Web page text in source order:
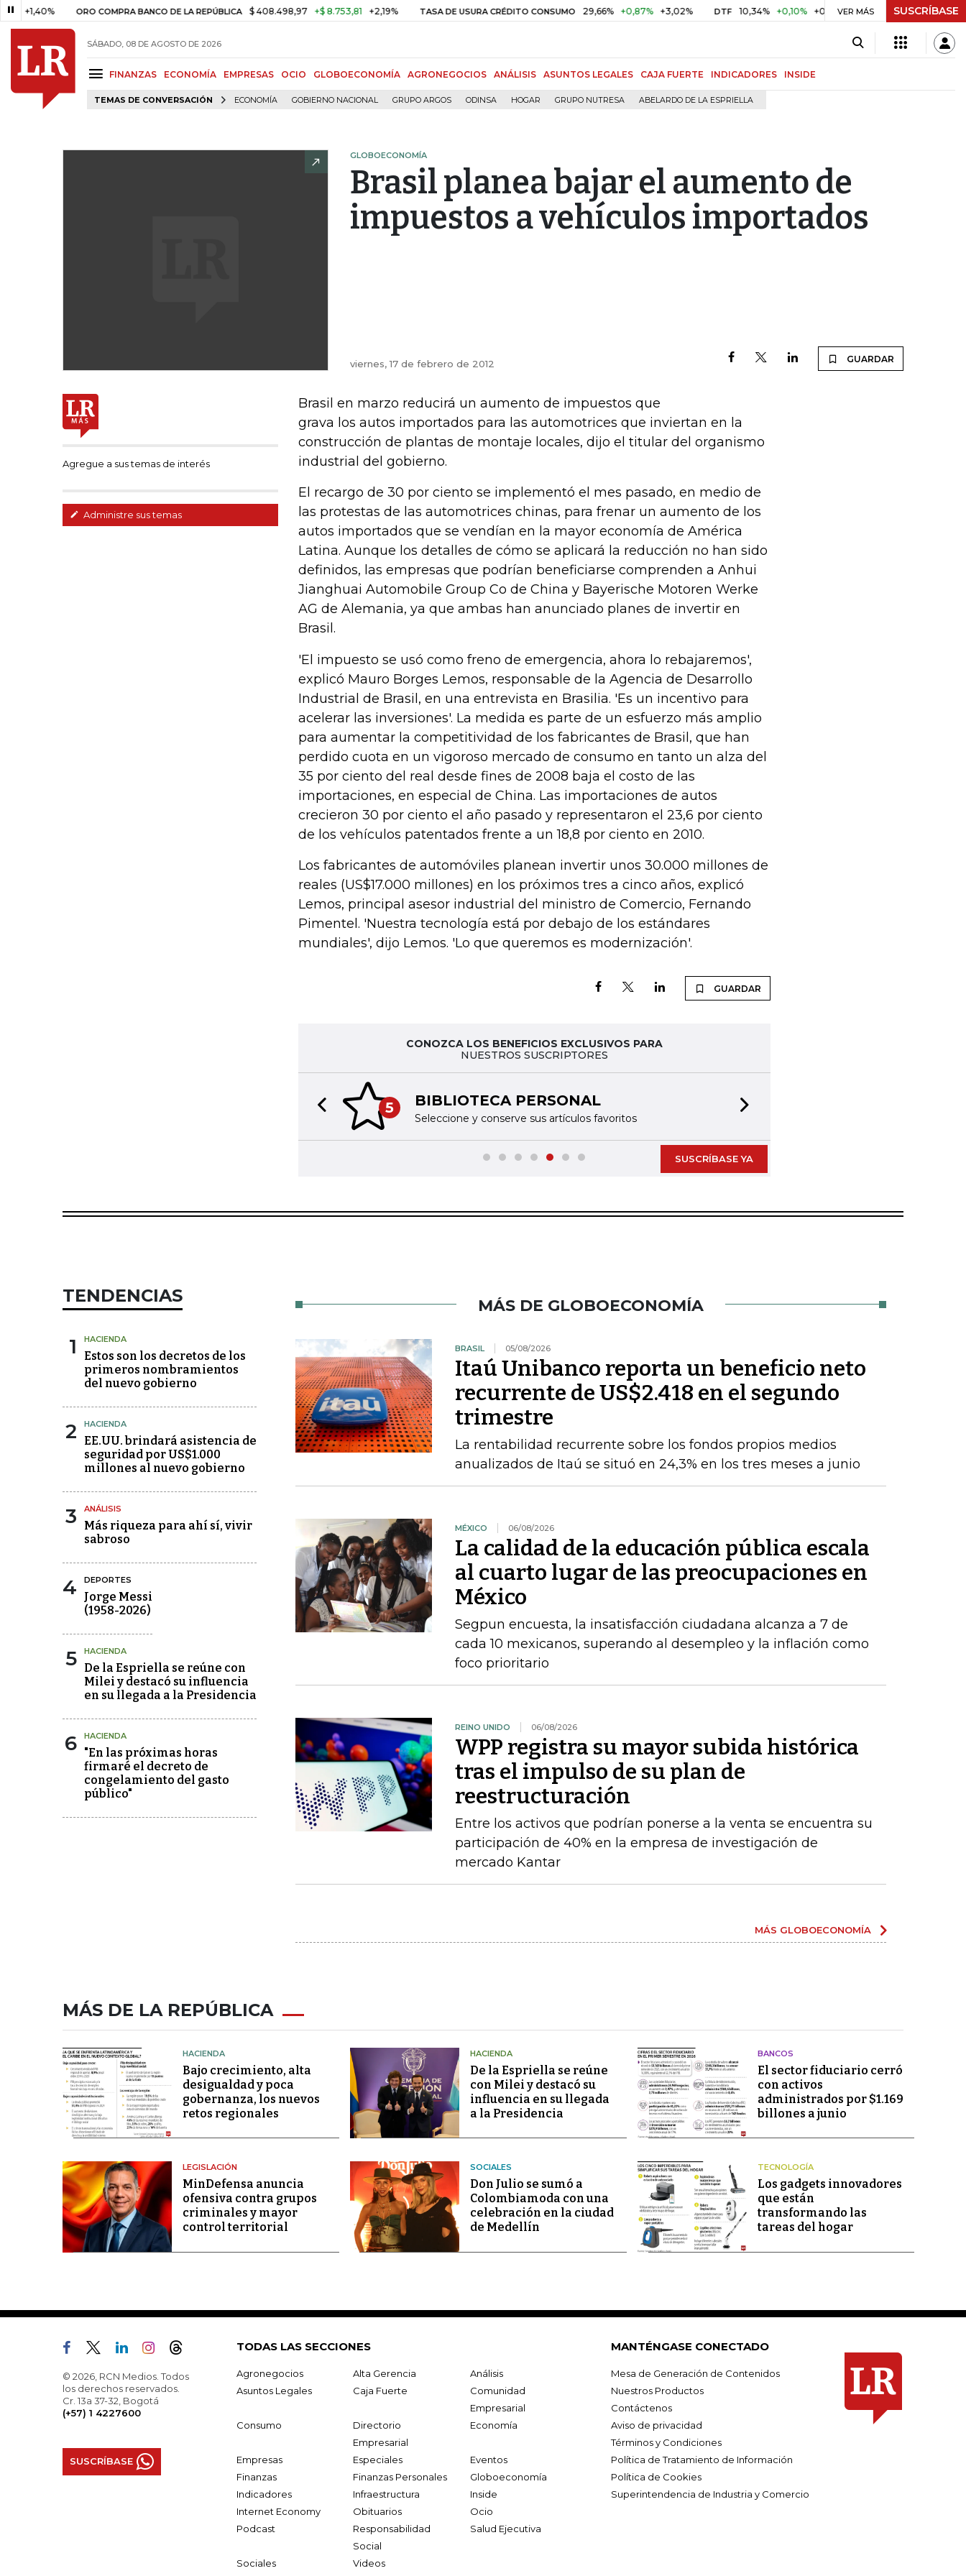
ORO COMPRA BANCO DE LA REPÚBLICA $ 408.498,97 +$ 8.753,81 +2,19% TASA DE USURA CRÉDITO CONSUMO 29,66% +0,87% +3,02% DTF 10,34% +0,10% +0,98% UVR $ 416,96 +$ 0,05
VER MÁS SUSCRÍBASE
SÁBADO, 08 DE AGOSTO DE 2026
FINANZAS ECONOMÍA EMPRESAS OCIO GLOBOECONOMÍA AGRONEGOCIOS ANÁLISIS ASUNTOS LEGALES CAJA FUERTE INDICADORES INSIDE
TEMAS DE CONVERSACIÓN ECONOMÍA GOBIERNO NACIONAL GRUPO ARGOS ODINSA HOGAR GRUPO NUTRESA ABELARDO DE LA ESPRIELLA
GLOBOECONOMÍA
Brasil planea bajar el aumento de
impuestos a vehículos importados
viernes, 17 de febrero de 2012 GUARDAR
Agregue a sus temas de interés
Administre sus temas
Brasil en marzo reducirá un aumento de impuestos que
grava los autos importados para las automotrices que inviertan en la
construcción de plantas de montaje locales, dijo el titular del organismo
industrial del gobierno.
El recargo de 30 por ciento se implementó el mes pasado, en medio de
las protestas de las automotrices chinas, para frenar un aumento de los
autos importados que se vendían en la mayor economía de América
Latina. Aunque los detalles de cómo se aplicará la reducción no han sido
definidos, las empresas que podrían beneficiarse comprenden a Anhui
Jianghuai Automobile Group Co de China y Bayerische Motoren Werke
AG de Alemania, ya que ambas han anunciado planes de invertir en
Brasil.
'El impuesto se usó como freno de emergencia, ahora lo rebajaremos',
explicó Mauro Borges Lemos, responsable de la Agencia de Desarrollo
Industrial de Brasil, en una entrevista en Brasilia. 'Es un incentivo para
acelerar las inversiones'. La medida es parte de un esfuerzo más amplio
para aumentar la competitividad de los fabricantes de Brasil, que han
perdido cuota en un vigoroso mercado de consumo en tanto un alza del
35 por ciento del real desde fines de 2008 baja el costo de las
importaciones, en especial de China. Las importaciones de autos
crecieron 30 por ciento el año pasado y representaron el 23,6 por ciento
de los vehículos patentados frente a un 18,8 por ciento en 2010.
Los fabricantes de automóviles planean invertir unos 30.000 millones de
reales (US$17.000 millones) en los próximos tres a cinco años, explicó
Lemos, principal asesor industrial del ministro de Comercio, Fernando
Pimentel. 'Nuestra tecnología está por debajo de los estándares
mundiales', dijo Lemos. 'Lo que queremos es modernización'.
GUARDAR
CONOZCA LOS BENEFICIOS EXCLUSIVOS PARA
NUESTROS SUSCRIPTORES
5 BIBLIOTECA PERSONAL
Seleccione y conserve sus artículos favoritos
Previous slide
SUSCRÍBASE YA
TENDENCIAS
1 HACIENDA
Estos son los decretos de los
primeros nombramientos
del nuevo gobierno
2 HACIENDA
EE.UU. brindará asistencia de
seguridad por US$1.000
millones al nuevo gobierno
3 ANÁLISIS
Más riqueza para ahí sí, vivir
sabroso
4 DEPORTES
Jorge Messi
(1958-2026)
5 HACIENDA
De la Espriella se reúne con
Milei y destacó su influencia
en su llegada a la Presidencia
6 HACIENDA
"En las próximas horas
firmaré el decreto de
congelamiento del gasto
público"
MÁS DE GLOBOECONOMÍA
BRASIL 05/08/2026
Itaú Unibanco reporta un beneficio neto
recurrente de US$2.418 en el segundo
trimestre
La rentabilidad recurrente sobre los fondos propios medios
anualizados de Itaú se situó en 24,3% en los tres meses a junio
MÉXICO 06/08/2026
La calidad de la educación pública escala
al cuarto lugar de las preocupaciones en
México
Segpun encuesta, la insatisfacción ciudadana alcanza a 7 de
cada 10 mexicanos, superando al desempleo y la inflación como
foco prioritario
REINO UNIDO 06/08/2026
WPP registra su mayor subida histórica
tras el impulso de su plan de
reestructuración
Entre los activos que podrían ponerse a la venta se encuentra su
participación de 40% en la empresa de investigación de
mercado Kantar
MÁS GLOBOECONOMÍA
MÁS DE LA REPÚBLICA
HACIENDA
Bajo crecimiento, alta
desigualdad y poca
gobernanza, los nuevos
retos regionales
HACIENDA
De la Espriella se reúne
con Milei y destacó su
influencia en su llegada
a la Presidencia
BANCOS
El sector fiduciario cerró
con activos
administrados por $1.169
billones a junio
LEGISLACIÓN
MinDefensa anuncia
ofensiva contra grupos
criminales y mayor
control territorial
SOCIALES
Don Julio se sumó a
Colombiamoda con una
celebración en la ciudad
de Medellín
TECNOLOGÍA
Los gadgets innovadores
que están
transformando las
tareas del hogar
© 2026, RCN Medios. Todos
los derechos reservados.
Cr. 13a 37-32, Bogotá
(+57) 1 4227600
SUSCRÍBASE
TODAS LAS SECCIONES
Agronegocios Alta Gerencia
Análisis
Asuntos Legales
Caja Fuerte
Comunidad
Empresarial
Consumo
Directorio
Empresarial
Economía
Empresas Especiales
Eventos
Finanzas
Finanzas Personales
Globoeconomía
Indicadores
Infraestructura
Inside
Internet Economy
Obituarios
Ocio
Podcast
Responsabilidad
Social
Salud Ejecutiva
Sociales Videos
MANTÉNGASE CONECTADO
Mesa de Generación de Contenidos
Nuestros Productos
Contáctenos
Aviso de privacidad
Términos y Condiciones
Política de Tratamiento de Información
Política de Cookies
Superintendencia de Industria y Comercio